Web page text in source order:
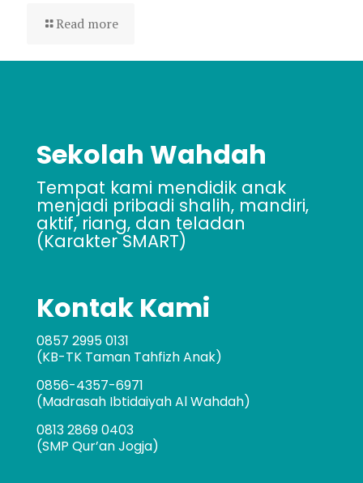
Read more
Sekolah Wahdah
Tempat kami mendidik anak
menjadi pribadi shalih, mandiri,
aktif, riang, dan teladan
(Karakter SMART)
Kontak Kami
0857 2995 0131
(KB-TK Taman Tahfizh Anak)
0856-4357-6971
(Madrasah Ibtidaiyah Al Wahdah)
0813 2869 0403
(SMP Qur’an Jogja)